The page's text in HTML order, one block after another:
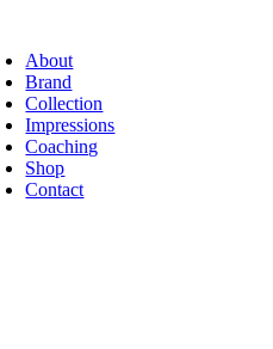
springen
About
Brand
Collection
Impressions
Coaching
Shop
Contact